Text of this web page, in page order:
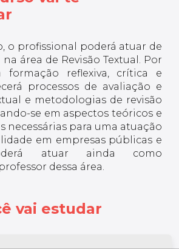
o profissional poderá atuar de
área de Revisão Textual. Por
formação reflexiva, crítica e
processos de avaliação e
e metodologias de revisão
se em aspectos teóricos e
necessárias para uma atuação
em empresas públicas e
atuar ainda como
dessa área.
vai estudar